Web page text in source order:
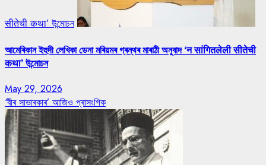
सीतेची कथा’ উন্মোচন
আমেৰিকান ইহুদী লেখিকা ডেনা মৰিয়মৰ গ্ৰন্থৰ মাৰাঠী অনুবাদ ‘न सांगितलेली सीतेची
कथा’ উন্মোচন
May 29, 2026
‘বীৰ সাভাৰকাৰ’ আজিও প্ৰাসংগিক